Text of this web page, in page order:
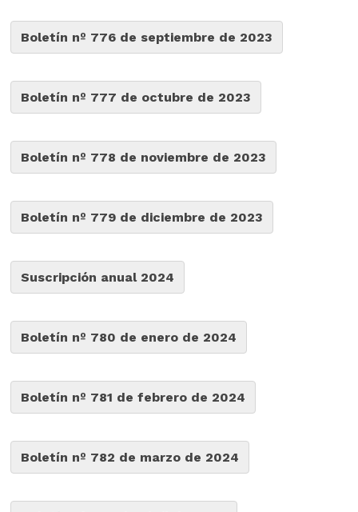
Boletín nº 776 de septiembre de 2023
Boletín nº 777 de octubre de 2023
Boletín nº 778 de noviembre de 2023
Boletín nº 779 de diciembre de 2023
Suscripción anual 2024
Boletín nº 780 de enero de 2024
Boletín nº 781 de febrero de 2024
Boletín nº 782 de marzo de 2024